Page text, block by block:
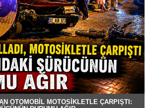
OTOMOBİL MOTOSİKLETLE ÇARPIŞTI: